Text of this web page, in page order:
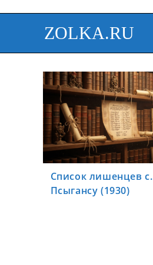
ZOLKA.RU
Список лишенцев с.
Псыгансу (1930)